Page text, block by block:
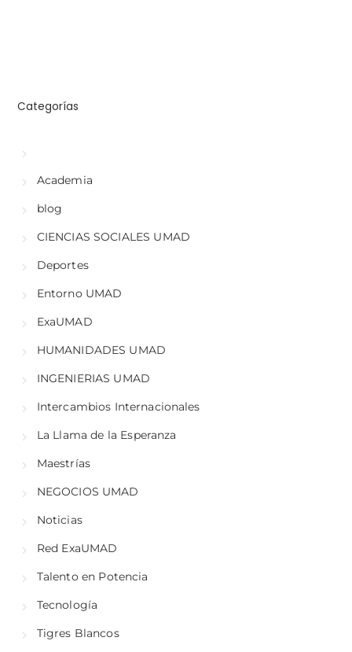
Categorías
Academia
blog
CIENCIAS SOCIALES UMAD
Deportes
Entorno UMAD
ExaUMAD
HUMANIDADES UMAD
INGENIERIAS UMAD
Intercambios Internacionales
La Llama de la Esperanza
Maestrías
NEGOCIOS UMAD
Noticias
Red ExaUMAD
Talento en Potencia
Tecnología
Tigres Blancos